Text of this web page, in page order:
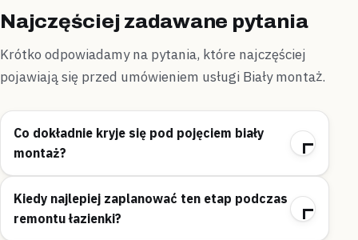
Najczęściej zadawane pytania
Krótko odpowiadamy na pytania, które najczęściej
pojawiają się przed umówieniem usługi Biały montaż.
Co dokładnie kryje się pod pojęciem biały
montaż?
Kiedy najlepiej zaplanować ten etap podczas
remontu łazienki?